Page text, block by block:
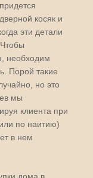
косяк и
эти детали
необходим
Порой такие
но это
мы
клиента при
по наитию)
в нем